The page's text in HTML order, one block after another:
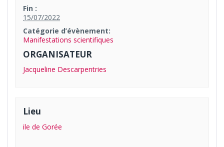
Fin :
15/07/2022
Catégorie d’évènement:
Manifestations scientifiques
ORGANISATEUR
Jacqueline Descarpentries
Lieu
ile de Gorée